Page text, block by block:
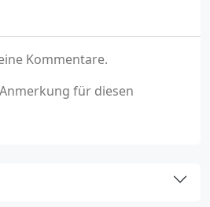
Kommentare.
für diesen